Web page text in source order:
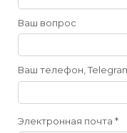
Ваш вопрос
Ваш телефон,
Электронная почта *